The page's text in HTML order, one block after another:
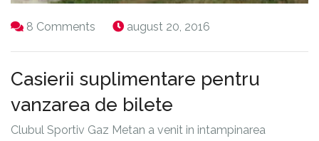
8 Comments august 20, 2016
Casierii suplimentare pentru
vanzarea de bilete
Clubul Sportiv Gaz Metan a venit in intampinarea